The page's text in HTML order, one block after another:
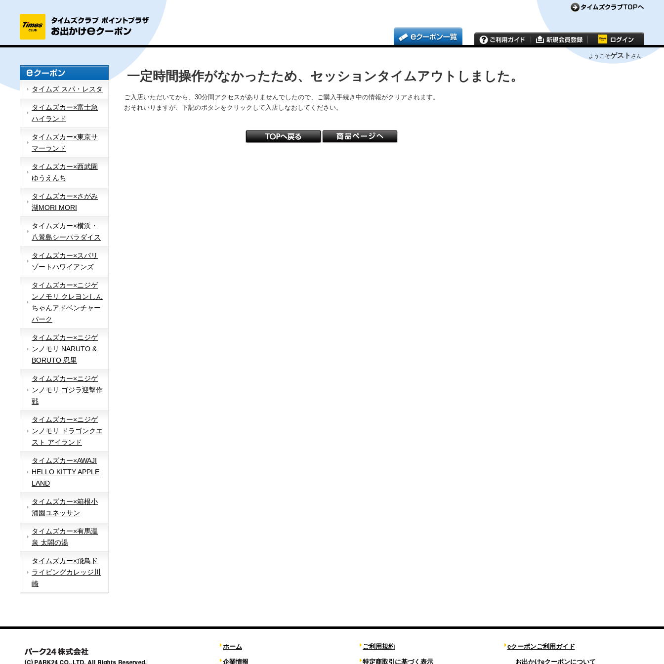
ようこそゲスト さん
タイムズ スパ・レスタ
タイムズカー×富士急
ハイランド
タイムズカー×東京サ
マーランド
タイムズカー×西武園
ゆうえんち
タイムズカー×さがみ
湖MORI MORI
タイムズカー×横浜・
八景島シーパラダイス
タイムズカー×スパリ
ゾートハワイアンズ
タイムズカー×ニジゲ
ンノモリ クレヨンしん
ちゃんアドベンチャー
パーク
タイムズカー×ニジゲ
ンノモリ NARUTO &
BORUTO 忍里
タイムズカー×ニジゲ
ンノモリ ゴジラ迎撃作
戦
タイムズカー×ニジゲ
ンノモリ ドラゴンクエ
スト アイランド
タイムズカー×AWAJI
HELLO KITTY APPLE
LAND
タイムズカー×箱根小
涌園ユネッサン
タイムズカー×有馬温
泉 太閤の湯
タイムズカー×飛鳥ド
ライビングカレッジ川
崎
一定時間操作がなかったため、セッションタイムアウトしました。
ご入店いただいてから、30分間アクセスがありませんでしたので、ご購入手続き中の情報がクリアされます。
おそれいりますが、下記のボタンをクリックして入店しなおしてください。
ホーム
企業情報
ご利用規約
特定商取引に基づく表示
eクーポンご利用ガイド
お出かけeクーポンについて